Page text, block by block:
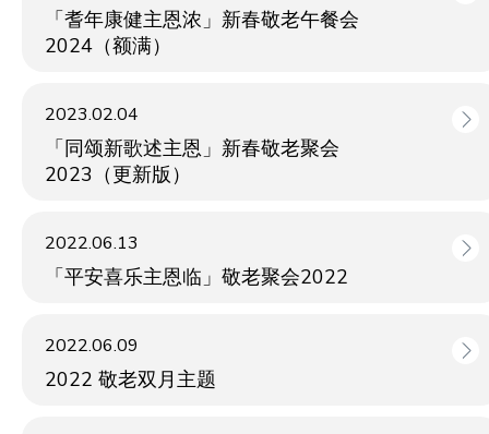
「耆年康健主恩浓」新春敬老午餐会
2024（额满）
2023.02.04
「同颂新歌述主恩」新春敬老聚会
2023（更新版）
2022.06.13
「平安喜乐主恩临」敬老聚会2022
2022.06.09
2022 敬老双月主题